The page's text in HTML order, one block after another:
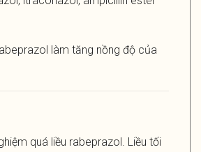
làm tăng nồng độ của
quá liều rabeprazol. Liều tối